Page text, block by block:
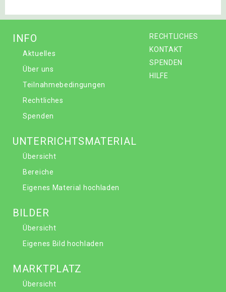
RECHTLICHES
KONTAKT
SPENDEN
HILFE
INFO
Aktuelles
Über uns
Teilnahmebedingungen
Rechtliches
Spenden
UNTERRICHTSMATERIAL
Übersicht
Bereiche
Eigenes Material hochladen
BILDER
Übersicht
Eigenes Bild hochladen
MARKTPLATZ
Übersicht